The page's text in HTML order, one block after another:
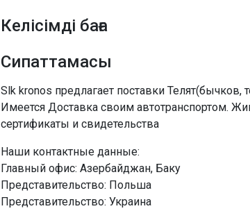
Келісімді баға
Сипаттамасы
Slk kronos предлагает поставки Телят(бычков,
Имеется Доставка своим автотранспортом.
сертификаты и свидетельства
Наши контактные данные:
Главный офис: Азербайджан, Баку
Представительство: Польша
Представительство: Украина